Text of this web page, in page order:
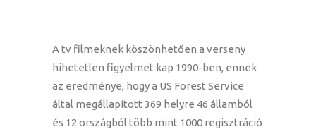
A tv filmeknek köszönhetően a verseny
hihetetlen figyelmet kap 1990-ben, ennek
az eredménye, hogy a US Forest Service
által megállapított 369 helyre 46 államból
és 12 országból több mint 1000 regisztráció